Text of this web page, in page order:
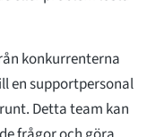
konkurrenterna
en supportpersonal
Detta team kan